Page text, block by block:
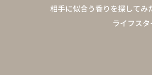
相手に似合う香りを探してみ
ライフス